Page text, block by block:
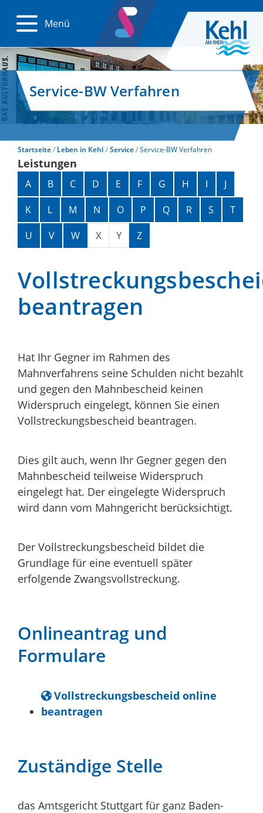
Menü
Service-BW Verfahren
Startseite Leben in Kehl Service Service-BW Verfahren
Leistungen
Alphabetisches Register überspringen
A B C D E F G H I
J
K
L M N O P Q R S
T
U
V W X Y Z
beantragen
Hat Ihr Gegner im Rahmen des
Mahnverfahrens seine Schulden nicht bezahlt
und gegen den Mahnbescheid keinen
Widerspruch eingelegt, können Sie einen
Vollstreckungsbescheid beantragen.
Dies gilt auch, wenn Ihr Gegner gegen den
Mahnbescheid teilweise Widerspruch
eingelegt hat. Der eingelegte Widerspruch
wird dann vom Mahngericht berücksichtigt.
Der Vollstreckungsbescheid bildet die
Grundlage für eine eventuell später
erfolgende Zwangsvollstreckung.
Onlineantrag und
Formulare
Vollstreckungsbescheid online
beantragen
Zuständige Stelle
das Amtsgericht Stuttgart für ganz Baden-